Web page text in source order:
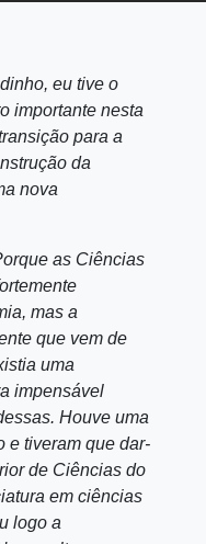
eu tive o
importante nesta
para a
da
nova
as Ciências
mas a
que vem de
uma
impensável
Houve uma
e tiveram que dar-
de Ciências do
em ciências
logo a